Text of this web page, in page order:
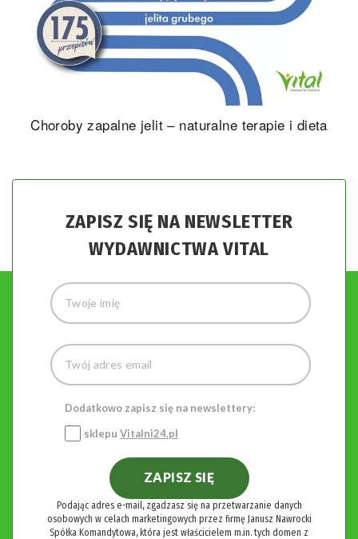
Choroby zapalne jelit – naturalne terapie i dieta
ZAPISZ SIĘ NA NEWSLETTER
WYDAWNICTWA VITAL
Dodatkowo zapisz się na newslettery:
sklepu Vitalni24.pl
ZAPISZ SIĘ
Podając adres e-mail, zgadzasz się na przetwarzanie danych
osobowych w celach marketingowych przez firmę Janusz Nawrocki
Spółka Komandytowa, która jest właścicielem m.in. tych domen z